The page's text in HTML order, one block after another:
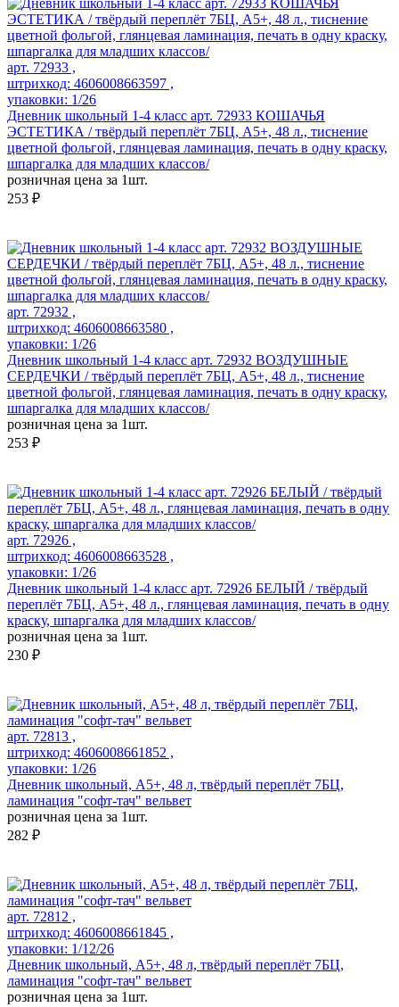
арт. 72933 ,
штрихкод: 4606008663597 ,
упаковки: 1/26
Дневник школьный 1-4 класс арт. 72933 КОШАЧЬЯ
ЭСТЕТИКА / твёрдый переплёт 7БЦ, А5+, 48 л., тиснение
цветной фольгой, глянцевая ламинация, печать в одну краску,
шпаргалка для младших классов/
розничная цена за 1шт.
253 ₽
арт. 72932 ,
штрихкод: 4606008663580 ,
упаковки: 1/26
Дневник школьный 1-4 класс арт. 72932 ВОЗДУШНЫЕ
СЕРДЕЧКИ / твёрдый переплёт 7БЦ, А5+, 48 л., тиснение
цветной фольгой, глянцевая ламинация, печать в одну краску,
шпаргалка для младших классов/
розничная цена за 1шт.
253 ₽
арт. 72926 ,
штрихкод: 4606008663528 ,
упаковки: 1/26
Дневник школьный 1-4 класс арт. 72926 БЕЛЫЙ / твёрдый
переплёт 7БЦ, А5+, 48 л., глянцевая ламинация, печать в одну
краску, шпаргалка для младших классов/
розничная цена за 1шт.
230 ₽
арт. 72813 ,
штрихкод: 4606008661852 ,
упаковки: 1/26
Дневник школьный, А5+, 48 л, твёрдый переплёт 7БЦ,
ламинация "софт-тач" вельвет
розничная цена за 1шт.
282 ₽
арт. 72812 ,
штрихкод: 4606008661845 ,
упаковки: 1/12/26
Дневник школьный, А5+, 48 л, твёрдый переплёт 7БЦ,
ламинация "софт-тач" вельвет
розничная цена за 1шт.